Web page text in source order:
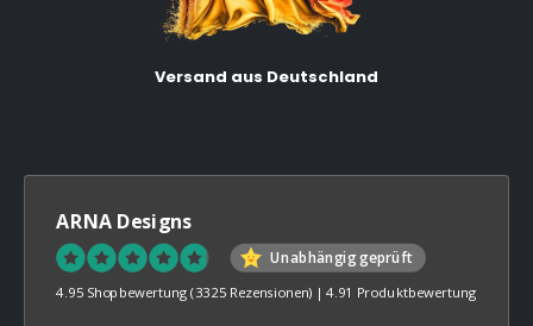
Versand aus Deutschland
ARNA Designs
Unabhängig geprüft
4.95 Shopbewertung (3325 Rezensionen) |4.91 Produktbewertung